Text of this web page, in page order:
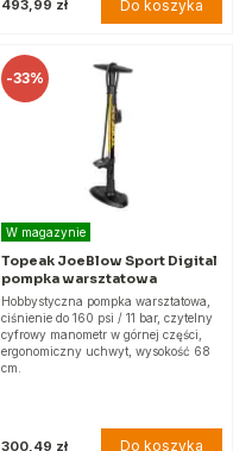
493,99 zł Do koszyka
-33%
W magazynie
Topeak JoeBlow Sport Digital
pompka warsztatowa
Hobbystyczna pompka warsztatowa,
ciśnienie do 160 psi / 11 bar, czytelny
cyfrowy manometr w górnej części,
ergonomiczny uchwyt, wysokość 68
cm.
300,49 zł Do koszyka